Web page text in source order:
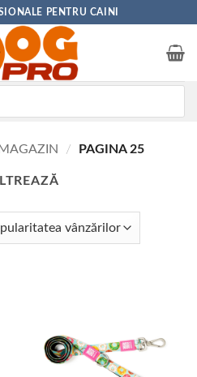
PENTRU CAINI
MAGAZIN / PAGINA 25